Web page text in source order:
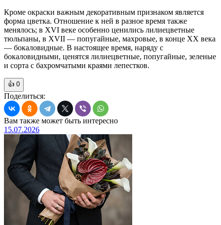
Кроме окраски важным декоративным признаком является
форма цветка. Отношение к ней в разное время также
менялось; в XVI веке особенно ценились лилиецветные
тюльпаны, в XVII — попугайные, махровые, в конце XX века
— бокаловидные. В настоящее время, наряду с
бокаловидными, ценятся лилиецветные, попугайные, зеленые
и сорта с бахромчатыми краями лепестков.
👍 0
Поделиться:
Вам также может быть интересно
15.07.2026